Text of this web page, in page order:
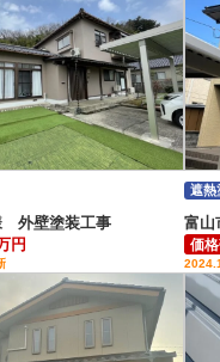
外壁塗装工事
円
富
価
遮熱